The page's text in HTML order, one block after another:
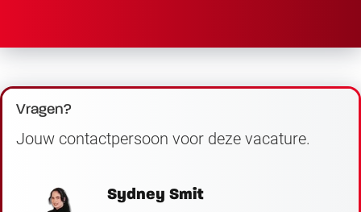
Vragen?
Jouw contactpersoon voor deze vacature.
Sydney Smit